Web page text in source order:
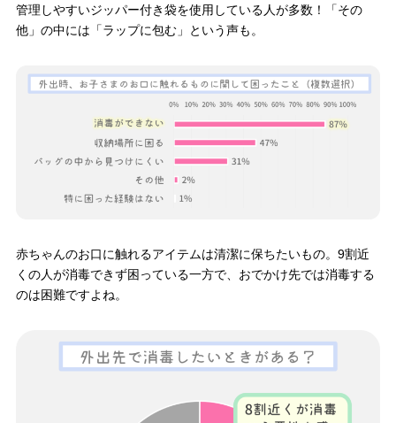
管理しやすいジッパー付き袋を使用している人が多数！「その
他」の中には「ラップに包む」という声も。
赤ちゃんのお口に触れるアイテムは清潔に保ちたいもの。9割近
くの人が消毒できず困っている一方で、おでかけ先では消毒する
のは困難ですよね。